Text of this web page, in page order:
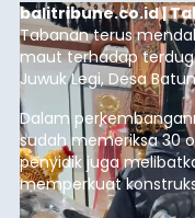
balitribune.co.id |
Tabanan terus
maut terhadap
Juwuk Legi, Desa
yang terjadi beberapa
Dalam
sudah memeriksa 30
penyidik juga
memperkuat
orang tersangka yang